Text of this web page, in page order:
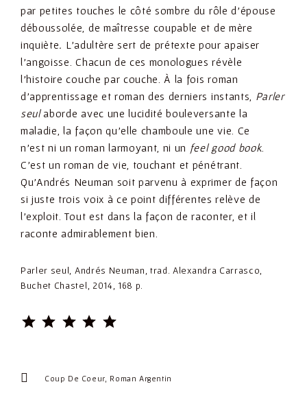
par petites touches le côté sombre du rôle d’épouse
déboussolée, de maîtresse coupable et de mère
inquiète. L’adultère sert de prétexte pour apaiser
l’angoisse. Chacun de ces monologues révèle
l’histoire couche par couche. À la fois roman
d’apprentissage et roman des derniers instants, Parler
seulaborde avec une lucidité bouleversante la
maladie, la façon qu’elle chamboule une vie. Ce
n’est ni un roman larmoyant, ni un feel good book
C’est un roman de vie, touchant et pénétrant.
Qu’Andrés Neuman soit parvenu à exprimer de façon
si juste trois voix à ce point différentes relève de
l’exploit. Tout est dans la façon de raconter, et il
raconte admirablement bien.
Parler seul, Andrés Neuman, trad. Alexandra Carrasco,
Buchet Chastel, 2014, 168 p.
⭐⭐⭐⭐⭐
Coup De Coeur Roman Argentin